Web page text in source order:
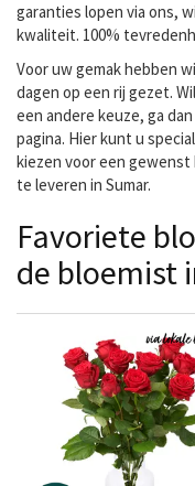
garanties lopen via ons,
kwaliteit. 100%
Voor uw gemak hebben
dagen op een rij gezet.
een andere keuze, ga
pagina. Hier kunt u
kiezen voor een gewenst
te leveren in Sumar.
Favoriete
de bloemist